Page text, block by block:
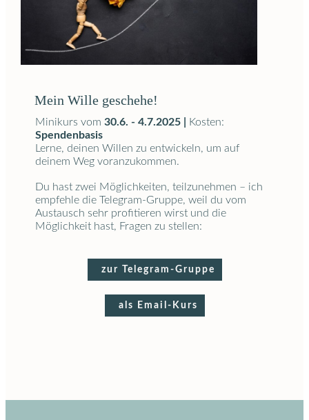
Mein Wille geschehe!
Minikurs vom 30.6. - 4.7.2025 |
Kosten:
Spendenbasis
Lerne, deinen Willen zu entwickeln, um auf
deinem Weg voranzukommen.
Du hast zwei Möglichkeiten, teilzunehmen – ich
empfehle die Telegram-Gruppe, weil du vom
Austausch sehr profitieren wirst und die
Möglichkeit hast, Fragen zu stellen:
zur Telegram-Gruppe
als Email-Kurs